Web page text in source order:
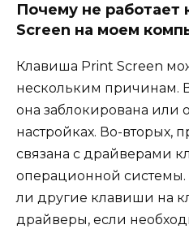
Почему не работает
Screen на моем
Клавиша Print Screen
нескольким причинам.
она заблокирована или
настройках. Во-вторых,
связана с драйверами
операционной системы.
ли другие клавиши на
драйверы, если